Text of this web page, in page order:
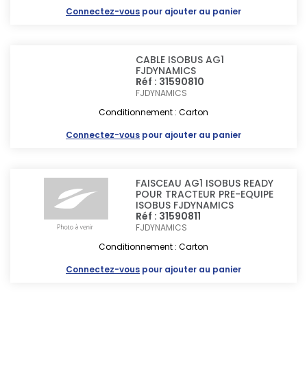
Connectez-vous pour ajouter au panier
CABLE ISOBUS AG1
FJDYNAMICS
Réf : 31590810
FJDYNAMICS
Conditionnement : Carton
Connectez-vous pour ajouter au panier
FAISCEAU AG1 ISOBUS READY
POUR TRACTEUR PRE-EQUIPE
ISOBUS FJDYNAMICS
Réf : 31590811
FJDYNAMICS
Conditionnement : Carton
Connectez-vous pour ajouter au panier